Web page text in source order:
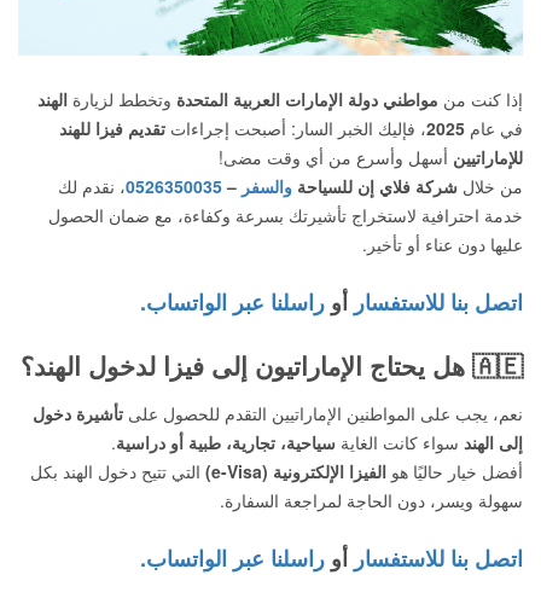
إذا كنت من مواطني دولة الإمارات العربية المتحدة وتخطط لزيارة الهند
في عام 2025، فإليك الخبر السار: أصبحت إجراءات تقديم فيزا للهند
للإماراتيين أسهل وأسرع من أي وقت مضى!
من خلال شركة فلاي إن للسياحة والسفر –
0526350035، نقدم لك
خدمة احترافية لاستخراج تأشيرتك بسرعة وكفاءة، مع ضمان الحصول
عليها دون عناء أو تأخير.
اتصل بنا للاستفسار أو راسلنا عبر الواتساب.
🇦🇪 هل يحتاج الإماراتيون إلى فيزا لدخول الهند؟
نعم، يجب على المواطنين الإماراتيين التقدم للحصول على تأشيرة دخول
إلى الهند سواء كانت الغاية سياحية، تجارية، طبية أو دراسية.
أفضل خيار حاليًا هو الفيزا الإلكترونية (e-Visa)
التي تتيح دخول الهند بكل
سهولة ويسر، دون الحاجة لمراجعة السفارة.
اتصل بنا للاستفسار أو راسلنا عبر الواتساب.